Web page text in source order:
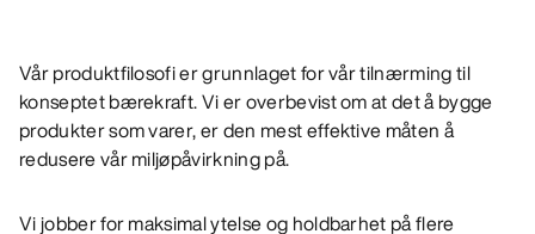
Vår produktfilosofi er grunnlaget for vår tilnærming til
konseptet bærekraft. Vi er overbevist om at det å bygge
produkter som varer, er den mest effektive måten å
redusere vår miljøpåvirkning på.
Vi jobber for maksimal ytelse og holdbarhet på flere